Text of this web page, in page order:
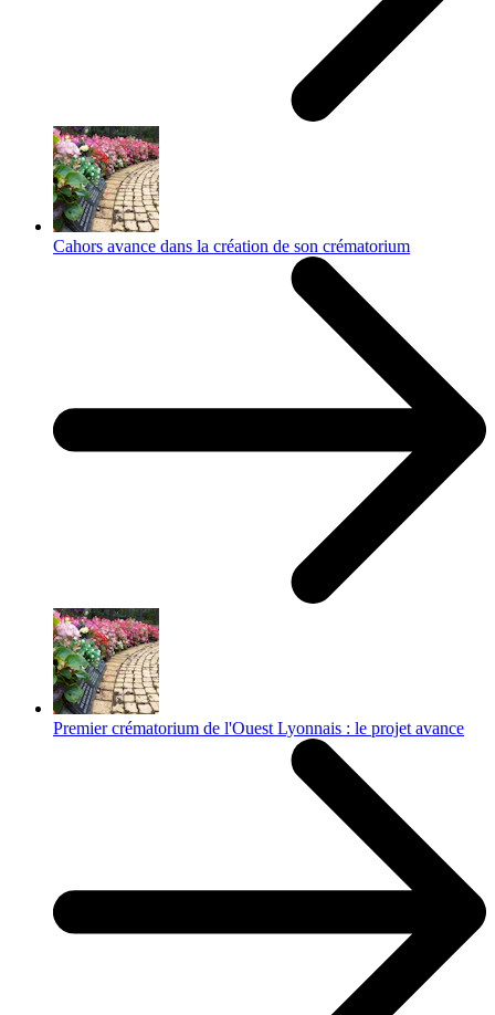
Cahors avance dans la création de son crématorium
Premier crématorium de l'Ouest Lyonnais : le projet avance